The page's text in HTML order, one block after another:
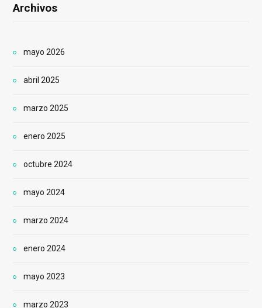
Archivos
mayo 2026
abril 2025
marzo 2025
enero 2025
octubre 2024
mayo 2024
marzo 2024
enero 2024
mayo 2023
marzo 2023